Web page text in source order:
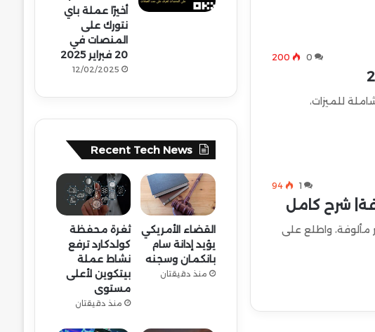
0
200
في 2025، مع مراجعة شاملة للميزات،
1
94
شرح كامل
مألوفة، واطلع على
أخيرًا عملة باي
نتورك على
المنصات في
20 فبراير 2025
12/02/2025
Recent Tech News
القضاء الأمريكي
يؤيد إدانة سام
بانكمان وسجنه
منذ دقيقتان
ثغرة محفظة
كولدكارد ترفع
نشاط عملة
بيتكوين لأعلى
مستوى
منذ دقيقتان